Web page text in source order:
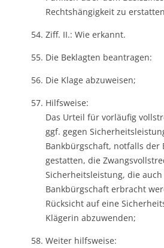
Rechtshängigkeit zu
Ziff. II.: Wie erkannt.
Die Beklagten beantragen:
Die Klage abzuweisen;
Hilfsweise:
Das Urteil für vorläufig
ggf. gegen
Bankbürgschaft, notfalls der
gestatten, die
Sicherheitsleistung, die
Bankbürgschaft erbracht
Rücksicht auf eine
Klägerin abzuwenden;
Weiter hilfsweise: